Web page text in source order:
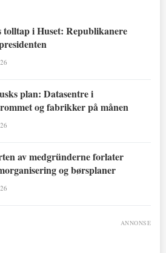
tolltap i Huset: Republikanere
plan: Datasentre i
og fabrikker på månen
av medgründerne forlater
og børsplaner
ANNONSE